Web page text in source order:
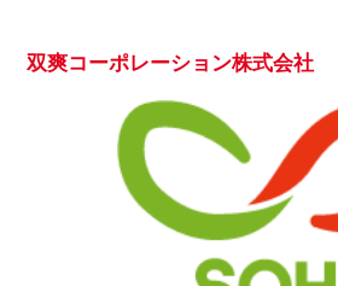
双爽コーポレーション株式会社